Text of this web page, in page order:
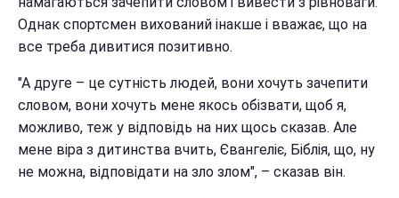
Однак спортсмен вихований інакше і вважає, що на
все треба дивитися позитивно.
"А друге – це сутність людей, вони хочуть зачепити
словом, вони хочуть мене якось обізвати, щоб я,
можливо, теж у відповідь на них щось сказав. Але
мене віра з дитинства вчить, Євангеліє, Біблія, що, ну
не можна, відповідати на зло злом", – сказав він.